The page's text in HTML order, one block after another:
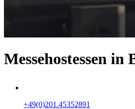
Messehostessen in
+49(0)201.45352891